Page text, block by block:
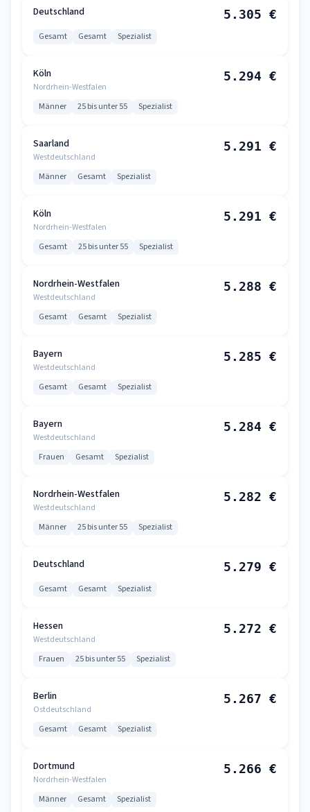
Deutschland 5.305 €
Gesamt Gesamt Spezialist
Köln
Nordrhein-Westfalen
5.294 €
Männer 25 bis unter 55 Spezialist
Saarland
Westdeutschland
5.291 €
Männer Gesamt Spezialist
Köln
Nordrhein-Westfalen
5.291 €
Gesamt 25 bis unter 55 Spezialist
Nordrhein-Westfalen
Westdeutschland
5.288 €
Gesamt Gesamt Spezialist
Bayern
Westdeutschland
5.285 €
Gesamt Gesamt Spezialist
Bayern
Westdeutschland
5.284 €
Frauen Gesamt Spezialist
Nordrhein-Westfalen
Westdeutschland
5.282 €
Männer 25 bis unter 55 Spezialist
Deutschland 5.279 €
Gesamt Gesamt Spezialist
Hessen
Westdeutschland
5.272 €
Frauen 25 bis unter 55 Spezialist
Berlin
Ostdeutschland
5.267 €
Gesamt Gesamt Spezialist
Dortmund
Nordrhein-Westfalen
5.266 €
Männer Gesamt Spezialist